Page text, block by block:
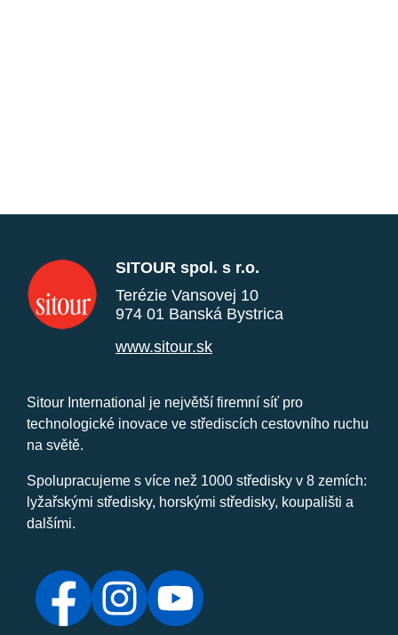
SITOUR spol. s r.o.
Terézie Vansovej 10
974 01 Banská Bystrica
www.sitour.sk
Sitour International je největší firemní síť pro
technologické inovace ve střediscích cestovního ruchu
na světě.
Spolupracujeme s více než 1000 středisky v 8 zemích:
lyžařskými středisky, horskými středisky, koupališti a
dalšími.